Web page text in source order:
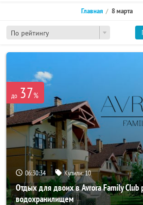
По рейтингу
Главная 8 марта
до 37%
06:30:34 Купили:10
Отдых для двоих в Avrora Family Club
водохранилищем